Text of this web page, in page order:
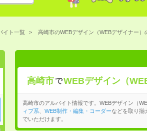
イト一覧 高崎市のWEBデザイン（WEBデザイナー）
高崎市でWEBデザイン（
高崎市のアルバイト情報です。WEBデザイン（
ィブ系
WEB制作・編集・コーダーなどを取り揃
でいただけます。